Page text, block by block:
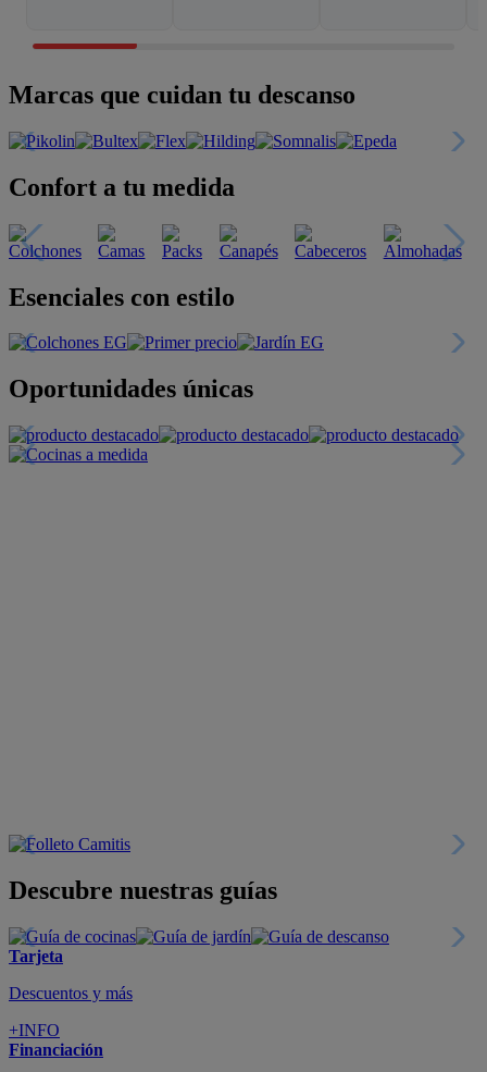
Marcas que cuidan tu descanso
Confort a tu medida
Esenciales con estilo
Oportunidades únicas
Descubre nuestras guías
Tarjeta
Descuentos y más
+INFO
Financiación